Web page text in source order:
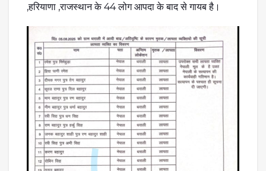
,हरियाणा ,राजस्थान के 44 लोग आपदा के बाद से गायब है।